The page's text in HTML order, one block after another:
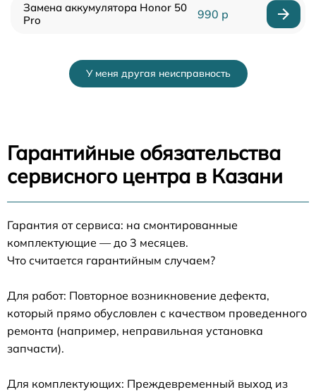
Замена аккумулятора Honor 50
Pro
990 р
У меня другая неисправность
Гарантийные обязательства
сервисного центра в Казани
Гарантия от сервиса: на смонтированные
комплектующие — до 3 месяцев.
Что считается гарантийным случаем?
Для работ: Повторное возникновение дефекта,
который прямо обусловлен с качеством проведенного
ремонта (например, неправильная установка
запчасти).
Для комплектующих: Преждевременный выход из